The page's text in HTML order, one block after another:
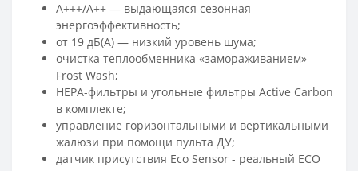
A+++/A++ — выдающаяся сезонная
энергоэффективность;
от 19 дБ(А) — низкий уровень шума;
очистка теплообменника «замораживанием»
Frost Wash;
HEPA-фильтры и угольные фильтры Active Carbon
в комплекте;
управление горизонтальными и вертикальными
жалюзи при помощи пульта ДУ;
датчик присутствия Eco Sensor - реальный ECO